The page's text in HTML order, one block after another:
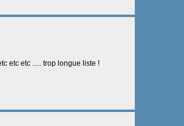
etc etc ..... trop longue liste !